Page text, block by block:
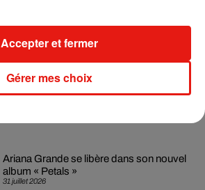
Grand Corps Malade emmène Styleto
en road-trip dans son nouveau clip
31 juillet 2026
Ariana Grande se libère dans son nouvel
album « Petals »
Gérer mes choix
Accepter et fermer